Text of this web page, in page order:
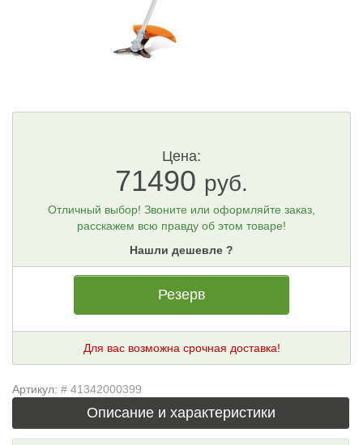
Цена:
71490 руб.
Отличный выбор! Звоните или оформляйте заказ,
расскажем всю правду об этом товаре!
Нашли дешевле ?
Резерв
Для вас возможна срочная доставка!
Артикул: # 41342000399
Описание и характеристики